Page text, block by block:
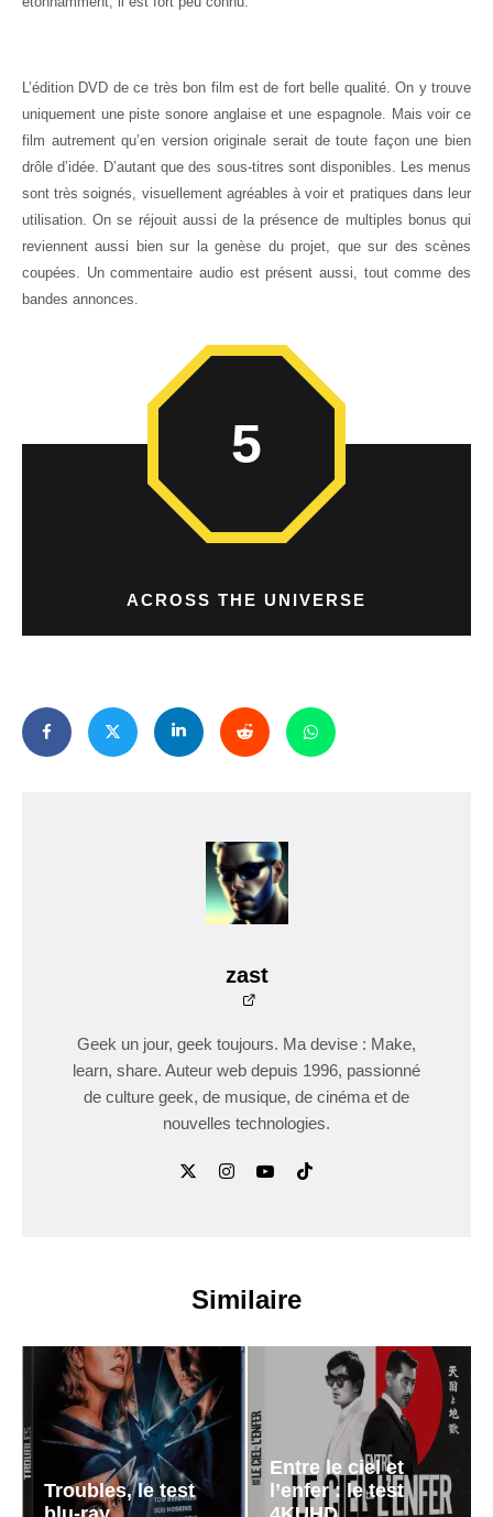
L’édition DVD de ce très bon film est de fort belle qualité. On y trouve
uniquement une piste sonore anglaise et une espagnole. Mais voir ce
film autrement qu’en version originale serait de toute façon une bien
drôle d’idée. D’autant que des sous-titres sont disponibles. Les menus
sont très soignés, visuellement agréables à voir et pratiques dans leur
utilisation. On se réjouit aussi de la présence de multiples bonus qui
reviennent aussi bien sur la genèse du projet, que sur des scènes
coupées. Un commentaire audio est présent aussi, tout comme des
bandes annonces.
ACROSS THE UNIVERSE
5
zast
Geek un jour, geek toujours. Ma devise : Make,
learn, share. Auteur web depuis 1996, passionné
de culture geek, de musique, de cinéma et de
nouvelles technologies.
Similaire
Troubles, le test
Entre le ciel et
l’enfer : le test